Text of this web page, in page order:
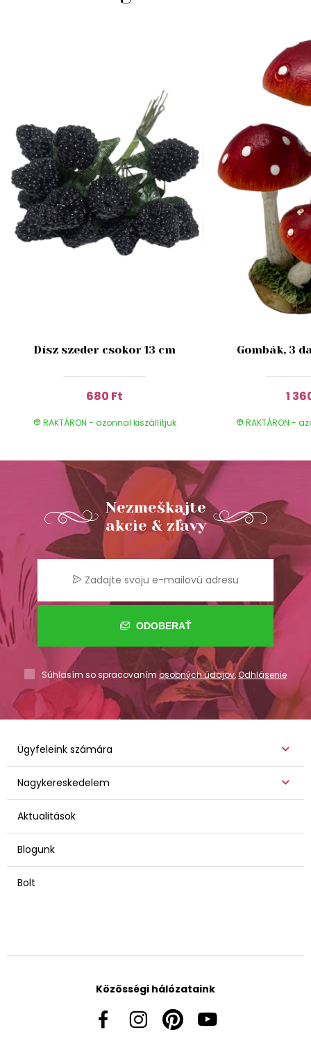
Dísz szeder csokor 13 cm
680 Ft
RAKTÁRON - azonnal kiszállítjuk
Gombák, 3
1
RAKTÁRON -
Nezmeškajte
akcie & zľavy
ODOBERAŤ
Súhlasím so spracovaním osobných údajov,Odhlásenie
Ügyfeleink számára
Nagykereskedelem
Aktualitások
Blogunk
Bolt
Közösségi hálózataink